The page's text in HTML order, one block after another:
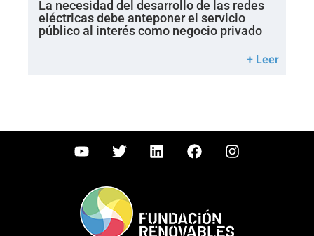
La necesidad del desarrollo de las redes
eléctricas debe anteponer el servicio
público al interés como negocio privado
+ Leer